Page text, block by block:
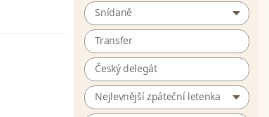
Snídaně
Transfer
Český delegát
Nejlevnější zpáteční letenka